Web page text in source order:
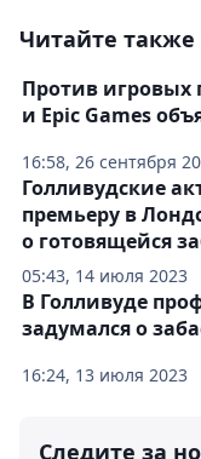
Читайте также
16:58, 26 сентября
Против игровых
и Epic Games
05:43, 14 июля 2023
Голливудские
премьеру в
о готовящейся
16:24, 13 июля 2023
В Голливуде
задумался о
Следите за